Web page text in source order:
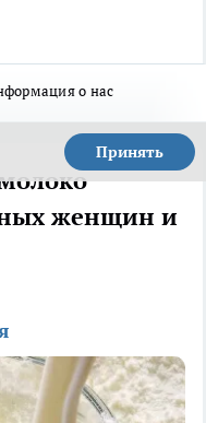
о нас
Принять
женщин и